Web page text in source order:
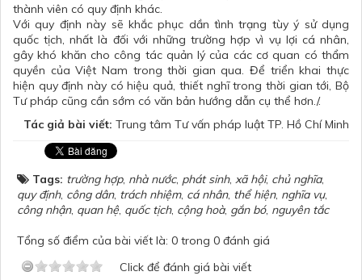
thành viên có quy định khác.
Với quy định này sẽ khắc phục dần tình trạng tùy ý sử dụng
quốc tịch, nhất là đối với những trường hợp vì vụ lợi cá nhân,
gây khó khăn cho công tác quản lý của các cơ quan có thẩm
quyền của Việt Nam trong thời gian qua. Để triển khai thực
hiện quy định này có hiệu quả, thiết nghĩ trong thời gian tới, Bộ
Tư pháp cũng cần sớm có văn bản hướng dẫn cụ thể hơn./.
Tác giả bài viết: Trung tâm Tư vấn pháp luật TP. Hồ Chí Minh
Tags: trường hợp, nhà nước, phát sinh, xã hội, chủ nghĩa,
quy định, công dân, trách nhiệm, cá nhân, thể hiện, nghĩa vụ,
công nhận, quan hệ, quốc tịch, cộng hoà, gắn bó, nguyên tắc
Tổng số điểm của bài viết là: 0 trong 0 đánh giá
Click để đánh giá bài viết